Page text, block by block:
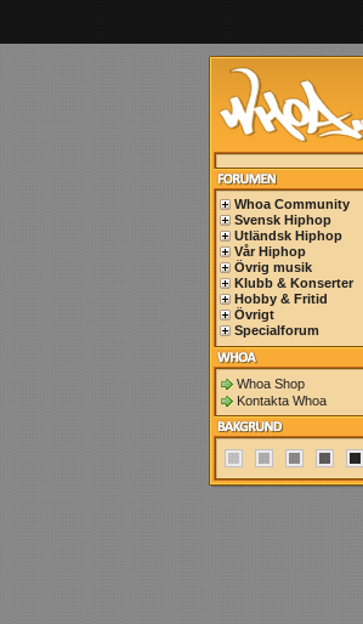
Whoa Community
Svensk Hiphop
Utländsk Hiphop
Vår Hiphop
Övrig musik
Klubb & Konserter
Hobby & Fritid
Övrigt
Specialforum
Whoa Shop
Kontakta Whoa